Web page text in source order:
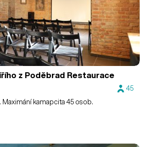
z Poděbrad Restaurace
45
kamapcita 45 osob.